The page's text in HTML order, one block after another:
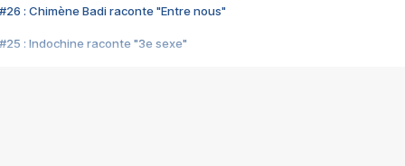
#26 : Chimène Badi raconte "Entre nous"
#25 : Indochine raconte "3e sexe"